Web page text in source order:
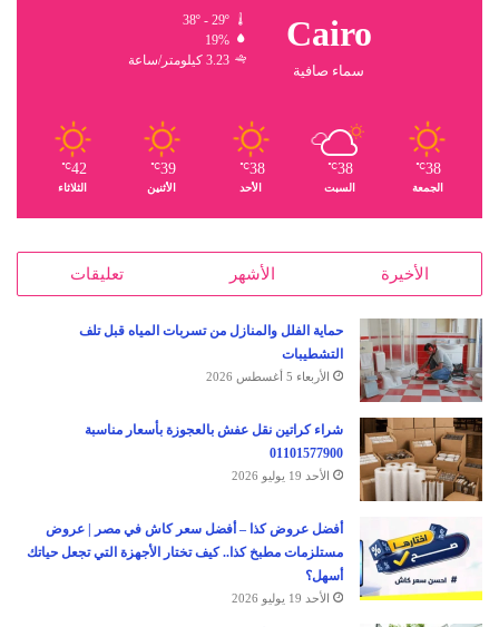
Cairo
سماء صافية
38º - 29º
19%
3.23 كيلومتر/ساعة
38
℃
الجمعة
38
℃
السبت
38
℃
الأحد
39
℃
الأثنين
42
℃
الثلاثاء
الأخيرة الأشهر تعليقات
حماية الفلل والمنازل من تسربات المياه قبل تلف
التشطيبات
الأربعاء 5 أغسطس 2026
شراء كراتين نقل عفش بالعجوزة بأسعار مناسبة
01101577900
الأحد 19 يوليو 2026
أفضل عروض كذا – أفضل سعر كاش في مصر | عروض
مستلزمات مطبخ كذا.. كيف تختار الأجهزة التي تجعل حياتك
أسهل؟
الأحد 19 يوليو 2026